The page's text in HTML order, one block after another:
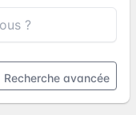
Recherche avancée